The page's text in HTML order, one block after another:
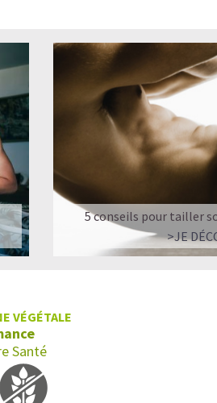
5 conseils pour tailler
>JE
VÉGÉTALE
Santé